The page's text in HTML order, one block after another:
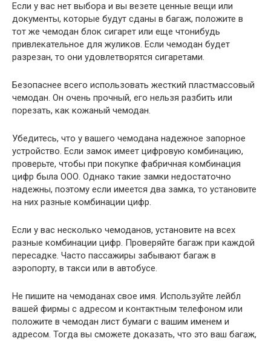
Если у вас нет выбора и вы везете ценные вещи или
документы, которые будут сданы в багаж, положите в
тот же чемодан блок сигарет или еще чтонибудь
привлекательное для жуликов. Если чемодан будет
разрезан, то они удовлетворятся сигаретами.
Безопаснее всего использовать жесткий пластмассовый
чемодан. Он очень прочный, его нельзя разбить или
порезать, как кожаный чемодан.
Убедитесь, что у вашего чемодана надежное запорное
устройство. Если замок имеет цифровую комбинацию,
проверьте, чтобы при покупке фабричная комбинация
цифр была ООО. Однако такие замки недостаточно
надежны, поэтому если имеется два замка, то установите
на них разные комбинации цифр.
Если у вас несколько чемоданов, установите на всех
разные комбинации цифр. Проверяйте багаж при каждой
пересадке. Часто пассажиры забывают багаж в
аэропорту, в такси или в автобусе.
Не пишите на чемоданах свое имя. Используйте лейбл
вашей фирмы с адресом и контактным телефоном или
положите в чемодан лист бумаги с вашим именем и
адресом. Тогда вы сможете доказать, что это ваш багаж,